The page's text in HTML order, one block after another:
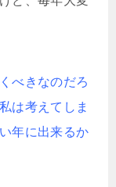
べきなのだろ
は考えてしま
年に出来るか